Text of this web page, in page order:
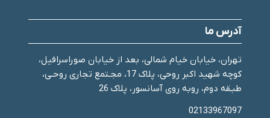
آدرس ما
تهران، خیابان خیام شمالی، بعد از خیابان صوراسرافیل،
کوچه شهید اکبر روحی، پلاک 17، مجـتمع تجاری روحـی،
طبـقه دوم، روبه روی آسانسور، پلاک 26
02133967097